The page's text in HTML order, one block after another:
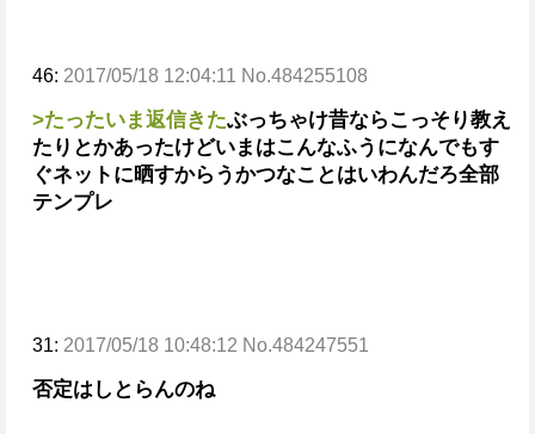
46: 2017/05/18 12:04:11 No.484255108
>たったいま返信きたぶっちゃけ昔ならこっそり教え
たりとかあったけどいまはこんなふうになんでもす
ぐネットに晒すからうかつなことはいわんだろ全部
テンプレ
31: 2017/05/18 10:48:12 No.484247551
否定はしとらんのね